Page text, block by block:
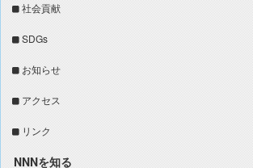
社会貢献
SDGs
お知らせ
アクセス
リンク
NNNを知る